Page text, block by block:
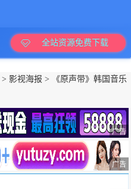
全站资源免费下载
> 影视海报 >
《原声带》韩国音乐
广告
广告